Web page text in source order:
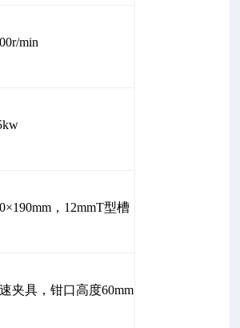
min
，12mmT型槽
夹具，钳口高度60mm